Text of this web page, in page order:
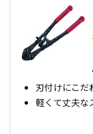
刃付けにこだ
軽くて丈夫な